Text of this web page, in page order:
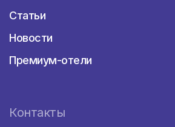
Статьи
Новости
Премиум-отели
Контакты